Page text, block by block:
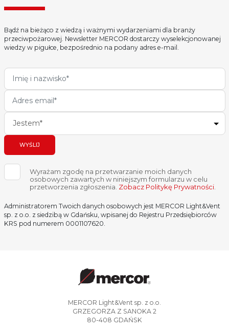
Bądź na bieżąco z wiedzą i ważnymi wydarzeniami dla branży
przeciwpożarowej. Newsletter MERCOR dostarczy wyselekcjonowanej
wiedzy w pigułce, bezpośrednio na podany adres e-mail.
Jestem*
WYŚLIJ
Wyrażam zgodę na przetwarzanie moich danych
osobowych zawartych w niniejszym formularzu w celu
przetworzenia zgłoszenia. Zobacz Politykę Prywatności.
Administratorem Twoich danych osobowych jest MERCOR Light&Vent
sp. z o.o. z siedzibą w Gdańsku, wpisanej do Rejestru Przedsiębiorców
KRS pod numerem 0001107620.
MERCOR Light&Vent sp. z o.o.
GRZEGORZA Z SANOKA 2
80-408 GDAŃSK